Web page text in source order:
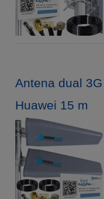
Antena dual
Huawei 15 m